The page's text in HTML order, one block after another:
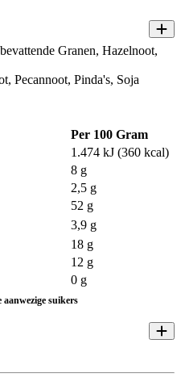
Granen, Hazelnoot,
Pecannoot, Pinda's, Soja
Per 100 Gram
1.474 kJ (360 kcal)
8 g
2,5 g
52 g
3,9 g
18 g
12 g
0 g
suikers